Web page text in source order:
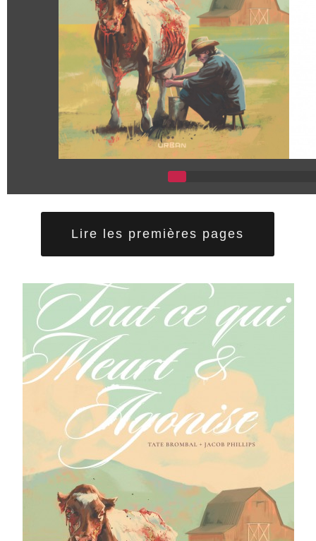
Lire les premières pages